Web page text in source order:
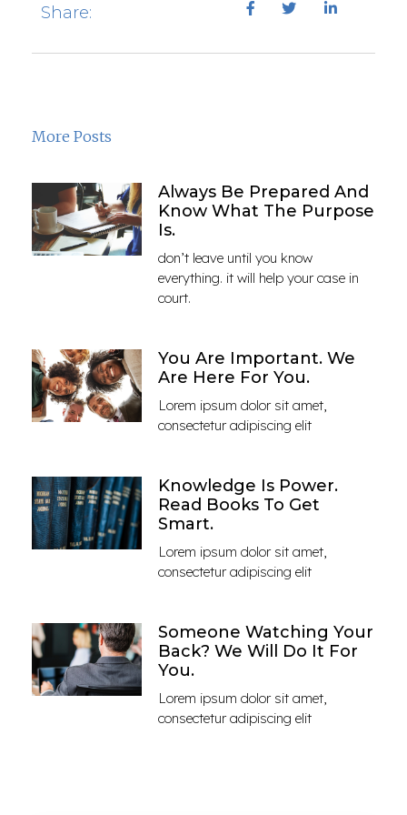
Share:
More Posts
Always Be Prepared And
Know What The Purpose
Is.
don’t leave until you know
everything. it will help your case in
court.
You Are Important. We
Are Here For You.
Lorem ipsum dolor sit amet,
consectetur adipiscing elit
Knowledge Is Power.
Read Books To Get
Smart.
Lorem ipsum dolor sit amet,
consectetur adipiscing elit
Someone Watching Your
Back? We Will Do It For
You.
Lorem ipsum dolor sit amet,
consectetur adipiscing elit